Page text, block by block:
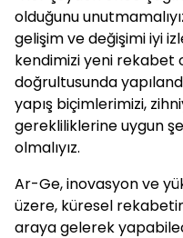
olduğunu
gelişim ve değişimi iyi
kendimizi yeni rekabet
doğrultusunda
yapış biçimlerimizi,
gerekliliklerine uygun
olmalıyız.
Ar-Ge, inovasyon ve
üzere, küresel
araya gelerek